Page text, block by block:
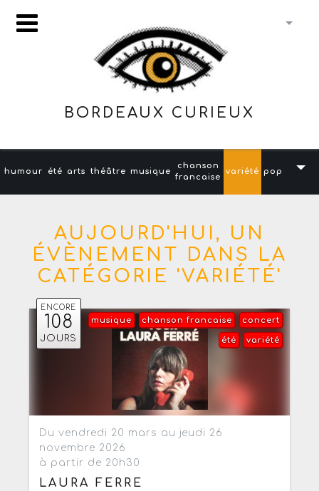
BORDEAUX CURIEUX
humour été arts théâtre musique
chanson
francaise
variété pop
AUJOURD'HUI, UN
ÉVÈNEMENT DANS LA
CATÉGORIE 'VARIÉTÉ'
ENCORE
108
JOURS
concert
chanson francaise
musique
variété
été
Du vendredi 20 mars au jeudi 26
novembre 2026
à partir de 20h30
LAURA FERRE